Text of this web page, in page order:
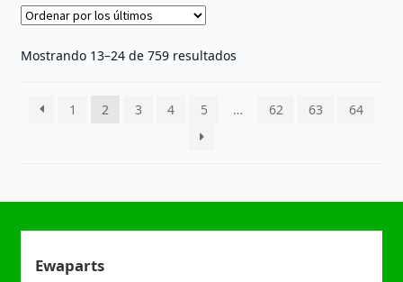
Mostrando 13–24 de 759 resultadosOrdenado
últimos
1 2 3 4 5 … 62 63 64
Ewaparts